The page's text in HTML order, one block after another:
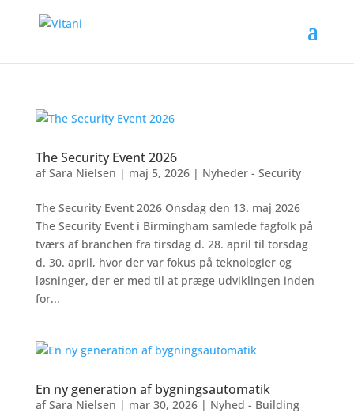
The Security Event 2026
afSara Nielsen | maj 5, 2026| Nyheder - Security
The Security Event 2026 Onsdag den 13. maj 2026
The Security Event i Birmingham samlede fagfolk på
tværs af branchen fra tirsdag d. 28. april til torsdag
d. 30. april, hvor der var fokus på teknologier og
løsninger, der er med til at præge udviklingen inden
for...
En ny generation af bygningsautomatik
afSara Nielsen | mar 30, 2026| Nyhed - Building